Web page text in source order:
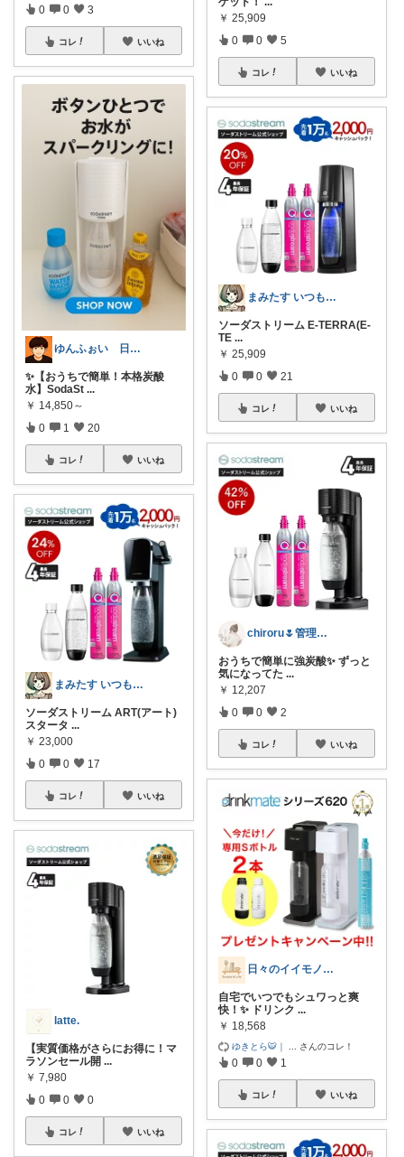
0 0 3
コレ いいね
ゆんふぉい 日用品で生活の質を向上⭐️
✨【おうちで簡単！本格炭酸
水】SodaSt ...
￥ 14,850～
0 1 20
コレ いいね
まみたす いつもありがとうございます♡
ソーダストリーム ART(アート)
スタータ ...
￥ 23,000
0 0 17
コレ いいね
latte.
【実質価格がさらにお得に！マ
ラソンセール開 ...
￥ 7,980
0 0 0
コレ いいね
￥ 25,909
0 0 5
コレ いいね
まみたす いつもありがとうございます♡
ソーダストリーム E-TERRA(E-
TE ...
￥ 25,909
0 0 21
コレ いいね
chiroru🌷管理栄養士ママ
おうちで簡単に強炭酸✨ ずっと
気になってた ...
￥ 12,207
0 0 2
コレ いいね
日々のイイモノログ
自宅でいつでもシュワっと爽
快！✨ ドリンク ...
￥ 18,568
ゆきとら🐯｜ さんのコレ！
0 0 1
コレ いいね